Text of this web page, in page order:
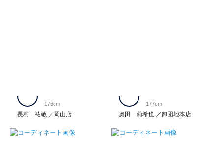
長村 祐敬 岡山店
176cm
奥田 莉希也 卸団地本店
177cm